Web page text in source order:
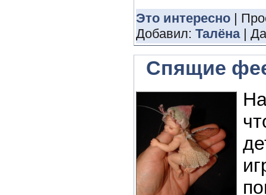
Это интересно |
Добавил: Талёна|
Спящие